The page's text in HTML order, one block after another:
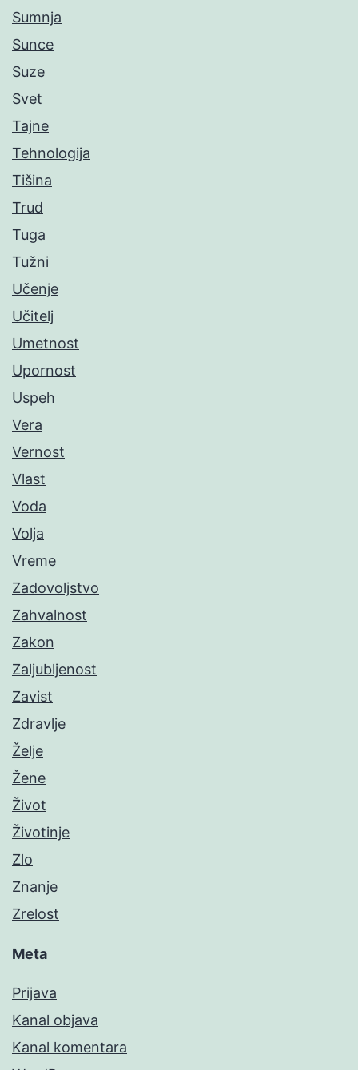
Sumnja
Sunce
Suze
Svet
Tajne
Tehnologija
Tišina
Trud
Tuga
Tužni
Učenje
Učitelj
Umetnost
Upornost
Uspeh
Vera
Vernost
Vlast
Voda
Volja
Vreme
Zadovoljstvo
Zahvalnost
Zakon
Zaljubljenost
Zavist
Zdravlje
Želje
Žene
Život
Životinje
Zlo
Znanje
Zrelost
Meta
Prijava
Kanal objava
Kanal komentara